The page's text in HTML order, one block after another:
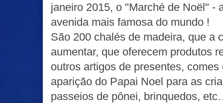
janeiro 2015, o "Marché de Noël" -
avenida mais famosa do mundo !
São 200 chalés de madeira, que a
aumentar, que oferecem produtos
outros artigos de presentes,
aparição do Papai Noel para as
passeios de pônei, brinquedos,